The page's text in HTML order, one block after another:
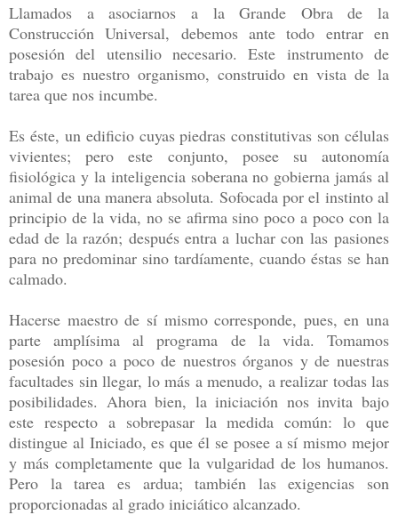
Llamados a asociarnos a la Grande Obra de la
Construcción Universal, debemos ante todo entrar en
posesión del utensilio necesario. Este instrumento de
trabajo es nuestro organismo, construido en vista de la
tarea que nos incumbe.
Es éste, un edificio cuyas piedras constitutivas son células
vivientes; pero este conjunto, posee su autonomía
fisiológica y la inteligencia soberana no gobierna jamás al
animal de una manera absoluta. Sofocada por el instinto al
principio de la vida, no se afirma sino poco a poco con la
edad de la razón; después entra a luchar con las pasiones
para no predominar sino tardíamente, cuando éstas se han
calmado.
Hacerse maestro de sí mismo corresponde, pues, en una
parte amplísima al programa de la vida. Tomamos
posesión poco a poco de nuestros órganos y de nuestras
facultades sin llegar, lo más a menudo, a realizar todas las
posibilidades. Ahora bien, la iniciación nos invita bajo
este respecto a sobrepasar la medida común: lo que
distingue al Iniciado, es que él se posee a sí mismo mejor
y más completamente que la vulgaridad de los humanos.
Pero la tarea es ardua; también las exigencias son
proporcionadas al grado iniciático alcanzado.